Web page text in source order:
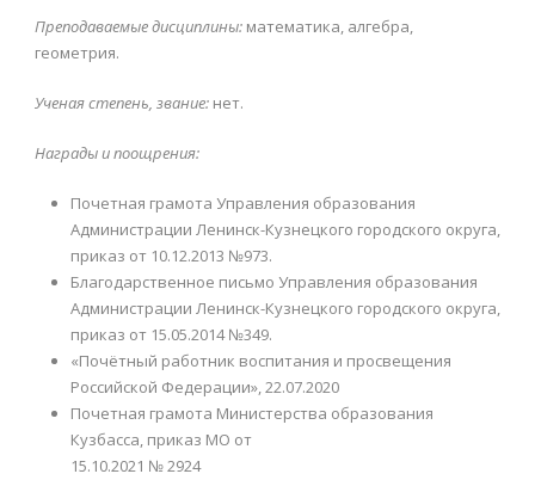
Преподаваемые дисциплины: математика, алгебра,
геометрия.
Ученая степень, звание: нет.
Награды и поощрения:
Почетная грамота Управления образования
Администрации Ленинск-Кузнецкого городского округа,
приказ от 10.12.2013 №973.
Благодарственное письмо Управления образования
Администрации Ленинск-Кузнецкого городского округа,
приказ от 15.05.2014 №349.
«Почётный работник воспитания и просвещения
Российской Федерации», 22.07.2020
Почетная грамота Министерства образования
Кузбасса, приказ МО от
15.10.2021 № 2924